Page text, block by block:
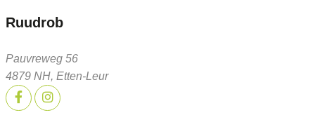
Ruudrob
Pauvreweg 56
4879 NH, Etten-Leur